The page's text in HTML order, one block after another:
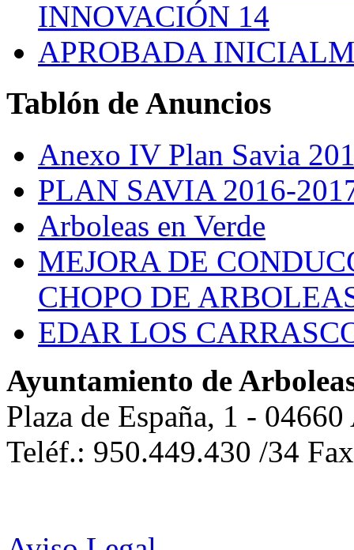
INNOVACIÓN 14
APROBADA
Tablón de Anuncios
Anexo IV Plan Savia
PLAN SAVIA 2016-
Arboleas en Verde
MEJORA DE
CHOPO DE
EDAR LOS
Ayuntamiento de
Plaza de España, 1 -
Teléf.: 950.449.430 /34